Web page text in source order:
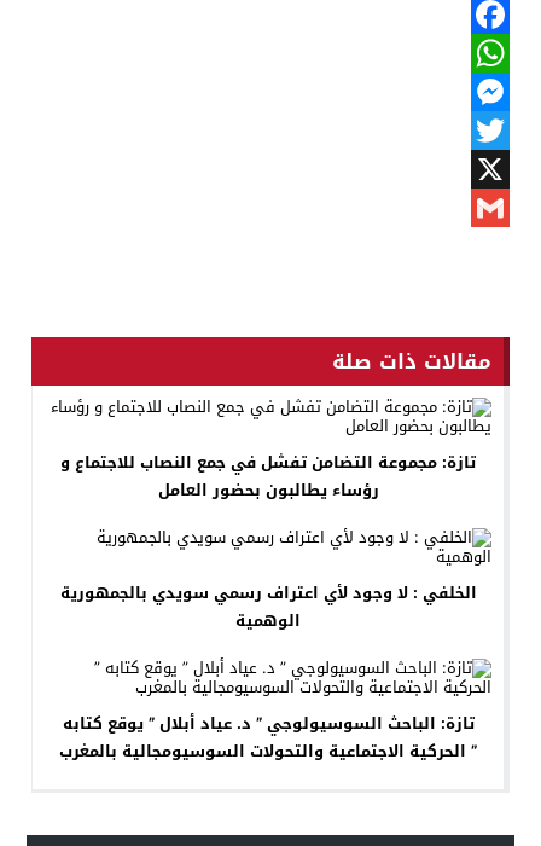
Facebook
WhatsApp
Messenger
Twitter
X
مقالات ذات صلة
تازة: مجموعة التضامن تفشل في جمع النصاب للاجتماع و
رؤساء يطالبون بحضور العامل
الخلفي : لا وجود لأي اعتراف رسمي سويدي بالجمهورية
الوهمية
تازة: الباحث السوسيولوجي ” د. عياد أبلال ” يوقع كتابه
” الحركية الاجتماعية والتحولات السوسيومجالية بالمغرب